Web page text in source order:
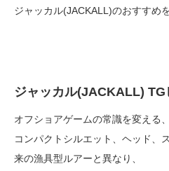
ジャッカル(JACKALL)のおすすめ
ジャッカル(JACKALL)
オフショアゲームの常識を変える
コンパクトシルエット、ヘッド、
来の漁具型ルアーと異なり、